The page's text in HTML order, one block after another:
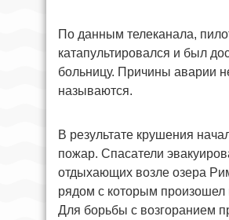
По данным телеканала,
катапультировался и был
больницу. Причины аварии
называются.
В результате крушения
пожар. Спасатели
отдыхающих возле озера
рядом с которым произошел
Для борьбы с возгоранием